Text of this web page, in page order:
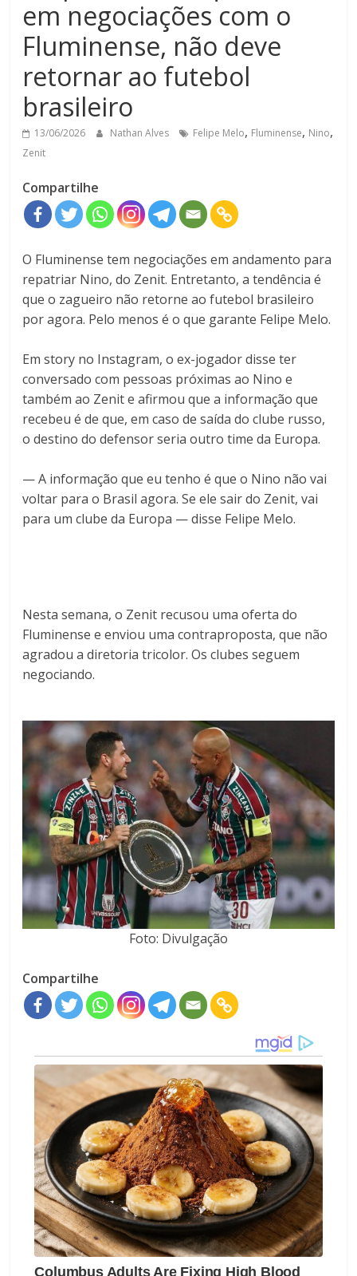
em negociações com o
Fluminense, não deve
retornar ao futebol
brasileiro
13/06/2026 Nathan Alves Felipe Melo, Fluminense, Nino,
Zenit
Compartilhe
O Fluminense tem negociações em andamento para
repatriar Nino, do Zenit. Entretanto, a tendência é
que o zagueiro não retorne ao futebol brasileiro
por agora. Pelo menos é o que garante Felipe Melo.
Em story no Instagram, o ex-jogador disse ter
conversado com pessoas próximas ao Nino e
também ao Zenit e afirmou que a informação que
recebeu é de que, em caso de saída do clube russo,
o destino do defensor seria outro time da Europa.
— A informação que eu tenho é que o Nino não vai
voltar para o Brasil agora. Se ele sair do Zenit, vai
para um clube da Europa — disse Felipe Melo.
Nesta semana, o Zenit recusou uma oferta do
Fluminense e enviou uma contraproposta, que não
agradou a diretoria tricolor. Os clubes seguem
negociando.
Foto: Divulgação
Compartilhe